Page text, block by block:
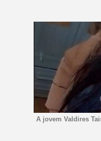
A jovem Valdires